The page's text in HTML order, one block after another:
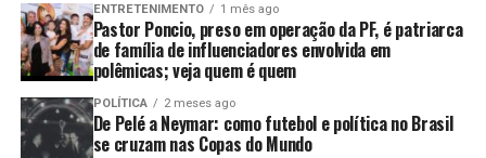
ENTRETENIMENTO 1 mês ago
Pastor Poncio, preso em operação da PF, é patriarca
de família de influenciadores envolvida em
polêmicas; veja quem é quem
POLÍTICA 2 meses ago
De Pelé a Neymar: como futebol e política no Brasil
se cruzam nas Copas do Mundo